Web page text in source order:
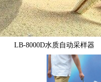
LB-8000D水质自动采样器